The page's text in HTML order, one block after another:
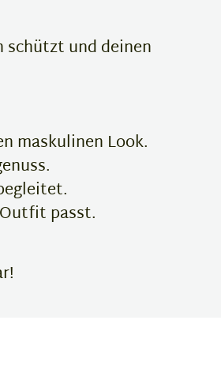
schützt und deinen
maskulinen Look.
passt.